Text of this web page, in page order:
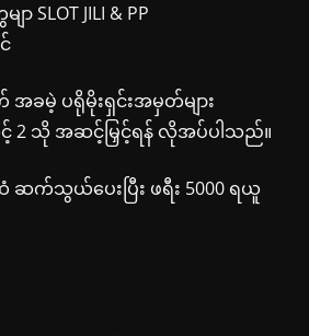
SLOT JILI & PP
ခမဲ့ ပရိုမိုးရှင်းအမှတ်များ
2 သို အဆင့်မြှင့်ရန် လိုအပ်ပါသည်။
ထံ ဆက်သွယ်ပေးပြီး ဖရီး 5000 ရယူ